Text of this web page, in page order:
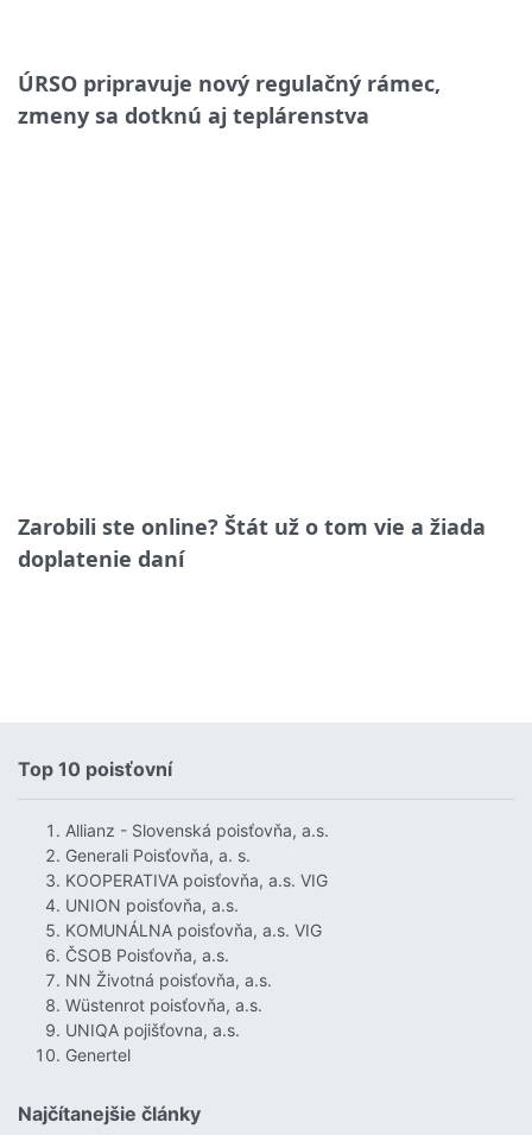
ÚRSO pripravuje nový regulačný rámec,
zmeny sa dotknú aj teplárenstva
Zarobili ste online? Štát už o tom vie a žiada
doplatenie daní
Top 10 poisťovní
Allianz - Slovenská poisťovňa, a.s.
Generali Poisťovňa, a. s.
KOOPERATIVA poisťovňa, a.s. VIG
UNION poisťovňa, a.s.
KOMUNÁLNA poisťovňa, a.s. VIG
ČSOB Poisťovňa, a.s.
NN Životná poisťovňa, a.s.
Wüstenrot poisťovňa, a.s.
UNIQA pojišťovna, a.s.
Genertel
Najčítanejšie články